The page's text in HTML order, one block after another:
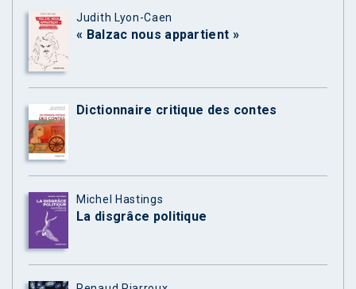
Judith Lyon-Caen
« Balzac nous appartient »
Dictionnaire critique des contes
Michel Hastings
La disgrâce politique